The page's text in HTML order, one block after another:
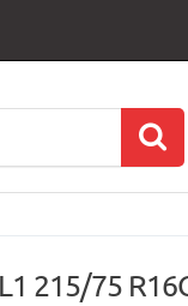
215/75